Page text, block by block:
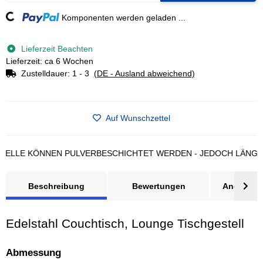
Komponenten werden geladen ...
Lieferzeit Beachten
Lieferzeit: ca 6 Wochen
Zustelldauer: 1 - 3 (DE - Ausland abweichend)
Auf Wunschzettel
KÖNNEN PULVERBESCHICHTET WERDEN - JEDOCH LÄNGERE
Beschreibung Bewertungen Angebot
Edelstahl Couchtisch, Lounge Tischgestell
Abmessung